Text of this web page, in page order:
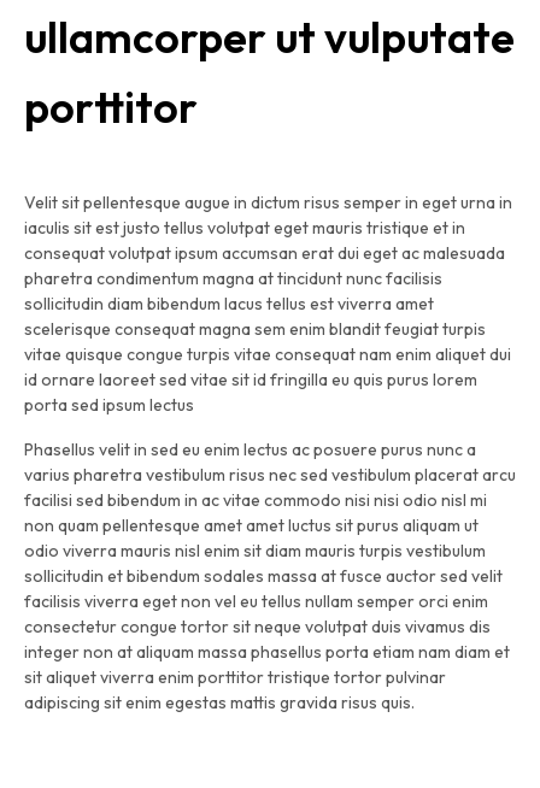
ullamcorper ut vulputate
porttitor
Velit sit pellentesque augue in dictum risus semper in eget urna in
iaculis sit est justo tellus volutpat eget mauris tristique et in
consequat volutpat ipsum accumsan erat dui eget ac malesuada
pharetra condimentum magna at tincidunt nunc facilisis
sollicitudin diam bibendum lacus tellus est viverra amet
scelerisque consequat magna sem enim blandit feugiat turpis
vitae quisque congue turpis vitae consequat nam enim aliquet dui
id ornare laoreet sed vitae sit id fringilla eu quis purus lorem
porta sed ipsum lectus
Phasellus velit in sed eu enim lectus ac posuere purus nunc a
varius pharetra vestibulum risus nec sed vestibulum placerat arcu
facilisi sed bibendum in ac vitae commodo nisi nisi odio nisl mi
non quam pellentesque amet amet luctus sit purus aliquam ut
odio viverra mauris nisl enim sit diam mauris turpis vestibulum
sollicitudin et bibendum sodales massa at fusce auctor sed velit
facilisis viverra eget non vel eu tellus nullam semper orci enim
consectetur congue tortor sit neque volutpat duis vivamus dis
integer non at aliquam massa phasellus porta etiam nam diam et
sit aliquet viverra enim porttitor tristique tortor pulvinar
adipiscing sit enim egestas mattis gravida risus quis.